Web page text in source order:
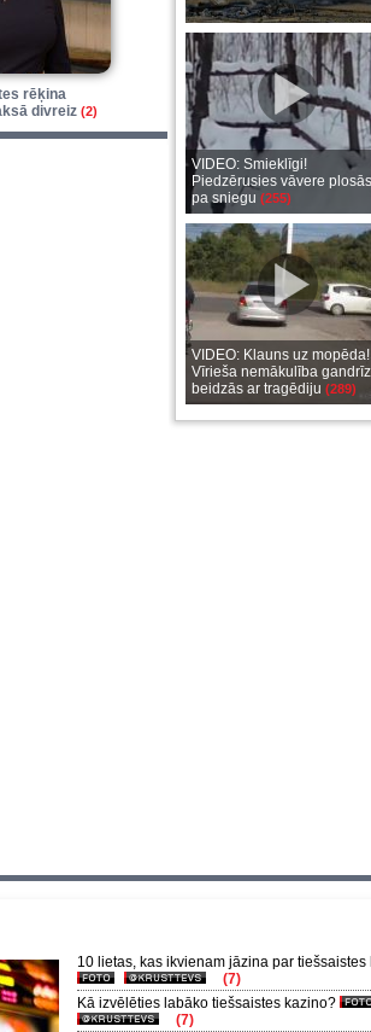
VIDEO: Smieklīgi!
Piedzērusies vāvere plosās
pa sniegu (255)
VIDEO: Klauns uz mopēda!
Vīrieša nemākulība gandrīz
beidzās ar tragēdiju (289)
rēķina
divreiz (2)
10 lietas, kas ikvienam jāzina par tiešsaistes
(7)
Kā izvēlēties labāko tiešsaistes kazino?
(7)